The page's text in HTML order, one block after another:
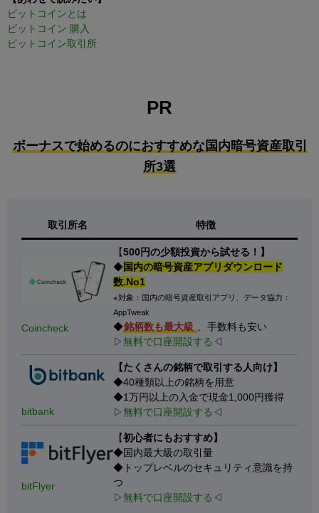
ビットコインとは
ビットコイン 購入
ビットコイン取引所
PR
ボーナスで始めるのにおすすめな国内暗号資産取引
所3選
取引所名 特徴
Coincheck
【500円の少額投資から試せる！】
◆国内の暗号資産アプリダウンロード
数.No1
※対象：国内の暗号資産取引アプリ、データ協力：
AppTweak
◆銘柄数も最大級 、手数料も安い
▷無料で口座開設する ◁
bitbank
【たくさんの銘柄で取引する人向け】
◆40種類以上の銘柄を用意
◆1万円以上の入金で現金1,000円獲得
▷無料で口座開設する ◁
bitFlyer
【初心者にもおすすめ】
◆国内最大級の取引量
◆トップレベルのセキュリティ意識を持
つ
▷無料で口座開設する ◁